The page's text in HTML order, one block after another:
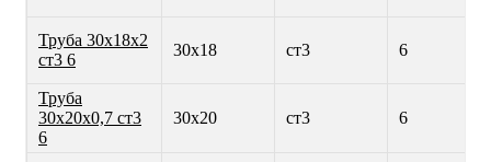
Труба 30х18х2
ст3 6
30х18 ст3 6
Труба
30х20х0,7 ст3
6
30х20 ст3 6